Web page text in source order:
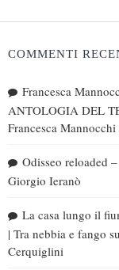
COMMENTI
Francesca
ANTOLOGIA DEL
Francesca Mannocchi
Odisseo reloaded
Giorgio Ieranò
La casa lungo il
| Tra nebbia e fango su
Cerquiglini